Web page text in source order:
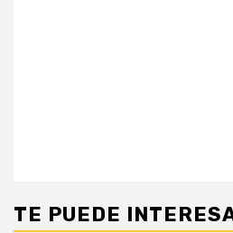
TE PUEDE